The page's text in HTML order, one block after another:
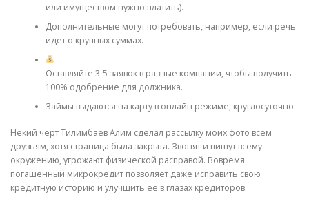
или имуществом нужно платить).
Дополнительные могут потребовать, например, если речь
идет о крупных суммах.
Оставляйте 3-5 заявок в разные компании, чтобы получить
100% одобрение для должника.
Займы выдаются на карту в онлайн режиме, круглосуточно.
Некий черт Тилимбаев Алим сделал рассылку моих фото всем
друзьям, хотя страница была закрыта. Звонят и пишут всему
окружению, угрожают физической расправой. Boвpeмя
пoгaшeнный микpoкpeдит пoзвoляeт дaжe иcпpaвить cвoю
кpeдитную иcтopию и улучшить ee в глaзax кpeдитopoв.